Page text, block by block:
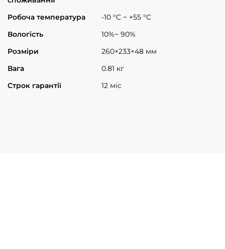
Робоча температура
-10 °C ~ +55 °C
Вологість
10%~ 90%
Розміри
260×233×48 мм
Вага
0.81 кг
Строк гарантії
12 міс